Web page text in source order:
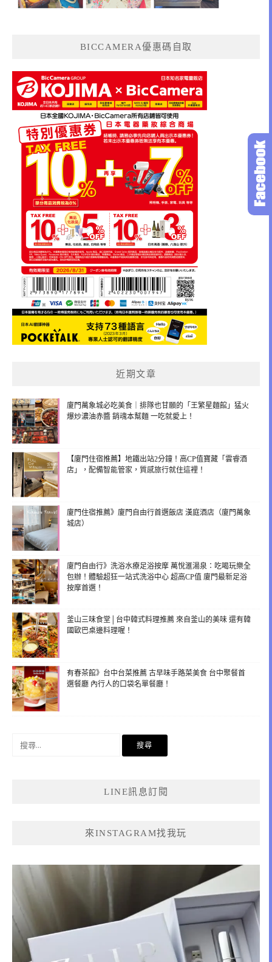
BICCAMERA優惠碼自取
近期文章
廈門萬象城必吃美食｜排隊也甘願的「王繁星麵館」猛火
爆炒濃油赤醬 銷魂本幫麵 一吃就愛上！
【廈門住宿推薦】地鐵出站2分鐘！高CP值寶藏「雲睿酒
店」，配備智能管家，質感旅行就住這裡！
廈門住宿推薦》廈門自由行首選飯店 漢庭酒店（廈門萬象
城店）
廈門自由行》洗浴水療足浴按摩 萬悅滙湯泉：吃喝玩樂全
包辦！體驗超狂一站式洗浴中心 超高CP值 廈門最新足浴
按摩首選！
釜山三味食堂│台中韓式料理推薦 來自釜山的美味 還有韓
國歐巴桌邊料理喔！
有春茶館》台中台菜推薦 古早味手路菜美食 台中聚餐首
選餐廳 內行人的口袋名單餐廳！
LINE訊息訂閱
來INSTAGRAM找我玩